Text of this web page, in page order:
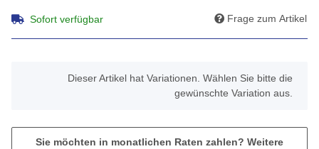
Sofort verfügbar Frage zum Artikel
Dieser Artikel hat Variationen. Wählen Sie bitte die
gewünschte Variation aus.
Sie möchten in monatlichen Raten zahlen? Weitere